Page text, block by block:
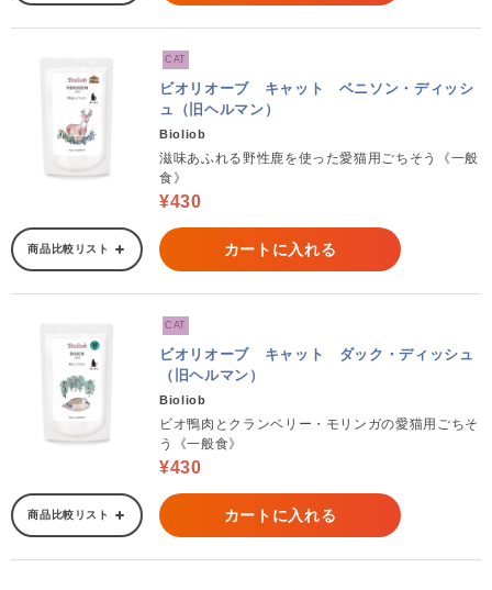
CAT
ビオリオーブ キャット ベニソン・ディッシ
ュ（旧ヘルマン）
Bioliob
滋味あふれる野性鹿を使った愛猫用ごちそう《一般
食》
¥430
商品比較リスト カートに入れる
CAT
ビオリオーブ キャット ダック・ディッシュ
（旧ヘルマン）
Bioliob
ビオ鴨肉とクランベリー・モリンガの愛猫用ごちそ
う《一般食》
¥430
商品比較リスト カートに入れる